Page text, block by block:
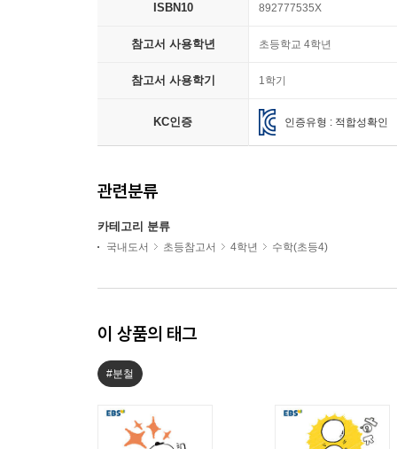
ISBN10 892777535X
참고서 사용학년 초등학교 4학년
참고서 사용학기 1학기
KC인증 인증유형 : 적합성확인
관련분류
카테고리 분류
국내도서 초등참고서 4학년 수학(초등4)
이 상품의 태그
#분철